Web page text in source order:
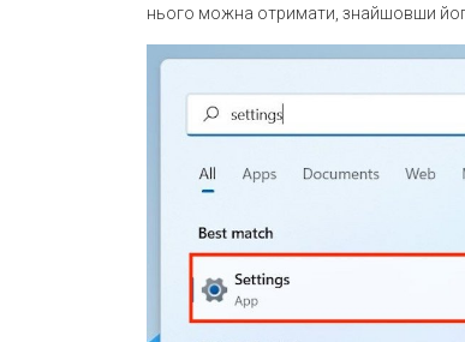
нього можна отримати, знайшовши